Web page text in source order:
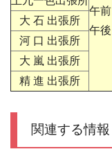
午
午
大 石 出張所
河 口 出張所
大 嵐 出張所
精 進 出張所
関連する情報